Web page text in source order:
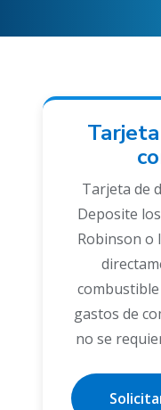
Tarjeta de
Deposite
Robinson o
gastos de
no se